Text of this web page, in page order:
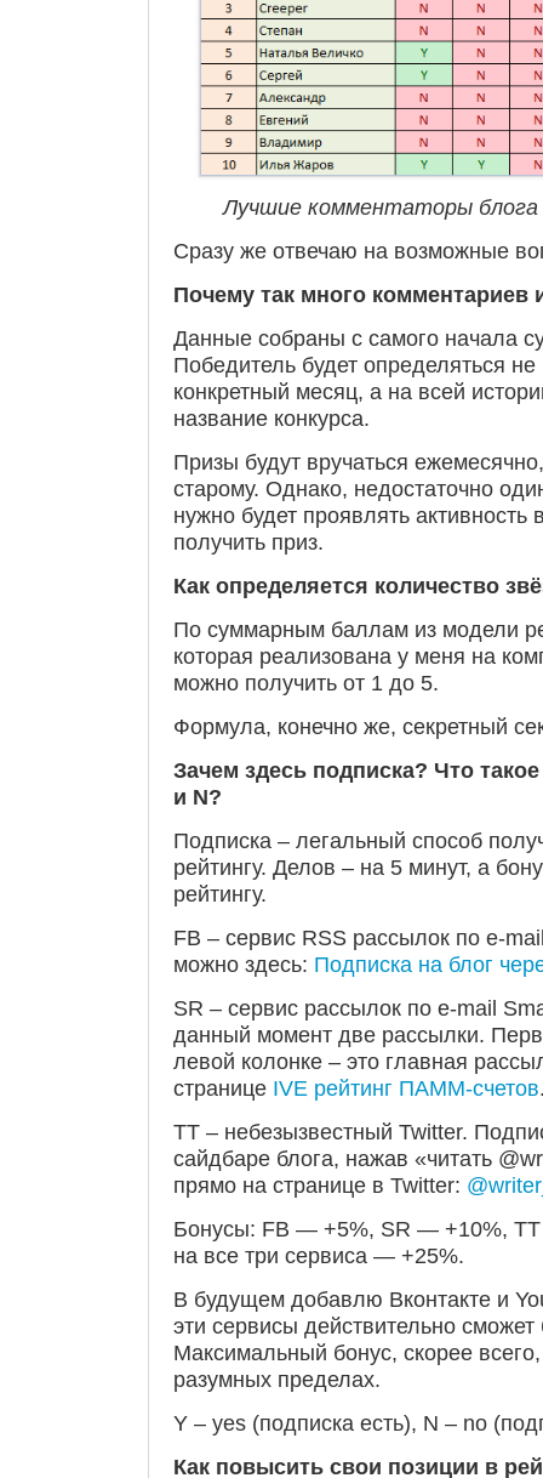
Лучшие комментаторы
Сразу же отвечаю на возможные
Почему так много комментариев
Данные собраны с самого начала
Победитель будет определяться не
конкретный месяц, а на всей
название конкурса.
Призы будут вручаться
старому. Однако, недостаточно
нужно будет проявлять активность
получить приз.
Как определяется количество
По суммарным баллам из модели
которая реализована у меня на
можно получить от 1 до 5.
Формула, конечно же, секретный
Зачем здесь подписка? Что
и N?
Подписка – легальный способ
рейтингу. Делов – на 5 минут, а
рейтингу.
FB – сервис RSS рассылок по e-
можно здесь: Подписка на блог
SR – сервис рассылок по e-mail
данный момент две рассылки.
левой колонке – это главная
странице IVE рейтинг ПАММ-счетов
TT – небезызвестный Twitter.
сайдбаре блога, нажав «читать
прямо на странице в Twitter:
Бонусы: FB — +5%, SR — +10%,
на все три сервиса — +25%.
В будущем добавлю Вконтакте и
эти сервисы действительно
Максимальный бонус, скорее
разумных пределах.
Y – yes (подписка есть), N – no
Как повысить свои позиции в